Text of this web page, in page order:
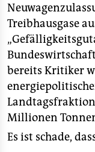
Treibhausgase
bereits Kritiker
Millionen
Es ist schade,